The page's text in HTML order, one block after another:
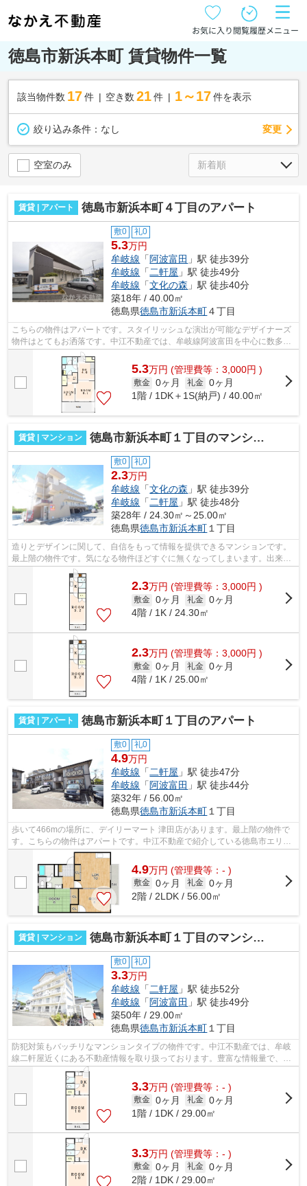
お気に入り閲覧履歴メニュー
徳島市新浜本町 賃貸物件一覧
該当物件数 17件 空き数 21 件 1～17 件を表示
絞り込み条件： なし 変更
空室のみ
賃貸 | アパート 徳島市新浜本町４丁目のアパート
敷0 礼0
5.3万円
牟岐線 「 阿波富田 」駅 徒歩39分
牟岐線 「 二軒屋 」駅 徒歩49分
牟岐線 「文化の森 」駅 徒歩40分
築18年 / 40.00㎡
徳島県徳島市新浜本町４丁目
こちらの物件はアパートです。スタイリッシュな演出が可能なデザイナーズ
物件はとてもお洒落です。中江不動産では、牟岐線阿波富田を中心に数多く
の不動産情報を取り扱っております。...
5.3万円 (管理費等：3,000円 )
敷金 0ヶ月 礼金 0ヶ月
1階 / 1DK＋1S(納戸) / 40.00㎡
賃貸 | マンション 徳島市新浜本町１丁目のマンション
敷0 礼0
2.3万円
牟岐線 「文化の森 」駅 徒歩39分
牟岐線 「二軒屋 」駅 徒歩48分
築28年 / 24.30㎡～25.00㎡
徳島県徳島市新浜本町 １丁目
造りとデザインに関して、自信をもって情報を提供できるマンションです。
最上階の物件です。気になる物件ほどすぐに無くなってしまいます。出来る
だけお早目にお問い合わせください。...
2.3万円 (管理費等：3,000円 )
敷金 0ヶ月 礼金 0ヶ月
4階 / 1K / 24.30㎡
2.3万円 (管理費等：3,000円 )
敷金 0ヶ月 礼金 0ヶ月
4階 / 1K / 25.00㎡
賃貸 | アパート 徳島市新浜本町１丁目のアパート
敷0 礼0
4.9万円
牟岐線 「二軒屋 」駅 徒歩47分
牟岐線 「 阿波富田 」駅 徒歩44分
築32年 / 56.00㎡
徳島県徳島市新浜本町１丁目
歩いて466mの場所に、デイリーマート 津田店があります。最上階の物件で
す。こちらの物件はアパートです。中江不動産で紹介している徳島市エリア
周辺の物件なら、牟岐線二軒屋近くの物...
4.9万円 (管理費等：- )
敷金 0ヶ月 礼金 0ヶ月
2階 / 2LDK / 56.00㎡
賃貸 | マンション 徳島市新浜本町１丁目のマンション
敷0 礼0
3.3万円
牟岐線 「 二軒屋 」駅 徒歩52分
牟岐線 「 阿波富田 」駅 徒歩49分
築50年 / 29.00㎡
徳島県徳島市新浜本町 １丁目
防犯対策もバッチリなマンションタイプの物件です。中江不動産では、牟岐
線二軒屋近くにある不動産情報を取り扱っております。豊富な情報量で、ス
ムーズな物件探しが可能です。
3.3万円 (管理費等：- )
敷金 0ヶ月 礼金 0ヶ月
1階 / 1DK / 29.00㎡
3.3万円 (管理費等：- )
敷金 0ヶ月 礼金 0ヶ月
2階 / 1DK / 29.00㎡